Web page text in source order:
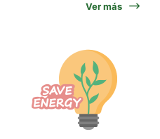
Ver más